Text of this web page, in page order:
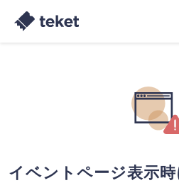
イベントページ表示